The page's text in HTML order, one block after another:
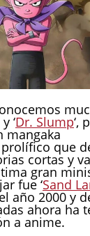
y ‘Dr. Slump‘,
mangaka
que
cortas y
gran
fue ‘Sand
año 2000 y
ahora ha
a anime.